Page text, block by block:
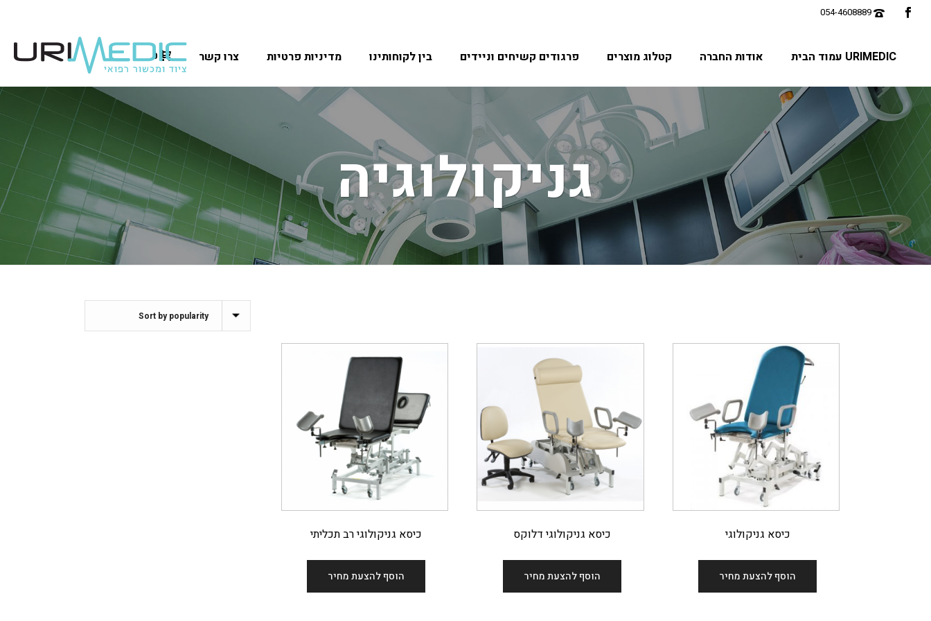
URIMEDIC עמוד הבית אודות החברה קטלוג מוצרים פרגודים קשיחים וניידים בין לקוחותינו מדיניות פרטיות צרו קשר 0
גניקולוגיה
כיסא גניקולוגי
הוסף להצעת מחיר
כיסא גניקולוגי דלוקס
הוסף להצעת מחיר
כיסא גניקולוגי רב תכליתי
הוסף להצעת מחיר